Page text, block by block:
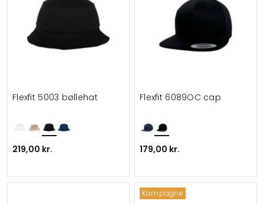
Flexfit 5003 bøllehat
219,00 kr.
Flexfit 6089OC cap
179,00 kr.
Kampagne